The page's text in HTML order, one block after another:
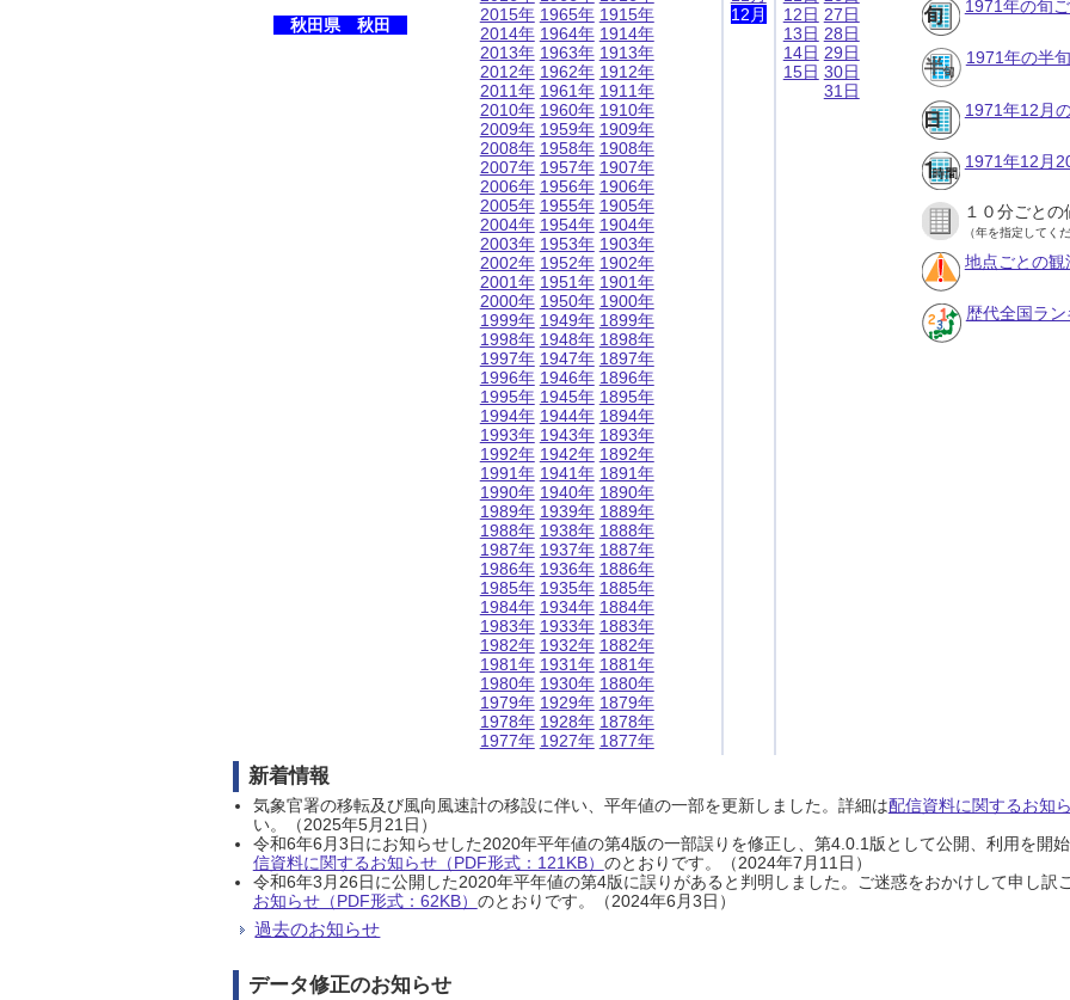
秋田県 秋田
2015年
2014年
2013年
2012年
2011年
2010年
2009年
2008年
2007年
2006年
2005年
2004年
2003年
2002年
2001年
2000年
1999年
1998年
1997年
1996年
1995年
1994年
1993年
1992年
1991年
1990年
1989年
1988年
1987年
1986年
1985年
1984年
1983年
1982年
1981年
1980年
1979年
1978年
1977年
1965年
1964年
1963年
1962年
1961年
1960年
1959年
1958年
1957年
1956年
1955年
1954年
1953年
1952年
1951年
1950年
1949年
1948年
1947年
1946年
1945年
1944年
1943年
1942年
1941年
1940年
1939年
1938年
1937年
1936年
1935年
1934年
1933年
1932年
1931年
1930年
1929年
1928年
1927年
1915年
1914年
1913年
1912年
1911年
1910年
1909年
1908年
1907年
1906年
1905年
1904年
1903年
1902年
1901年
1900年
1899年
1898年
1897年
1896年
1895年
1894年
1893年
1892年
1891年
1890年
1889年
1888年
1887年
1886年
1885年
1884年
1883年
1882年
1881年
1880年
1879年
1878年
1877年
12月
12日
13日
14日
15日
27日
28日
29日
30日
31日
1971年の旬
1971年の半
1971年12月
1971年12月
１０分ごと
（年を指定してくだ
地点ごとの
歴代全国ラ
新着情報
気象官署の移転及び風向風速計の移設に伴い、平年値の一部を更新しました。詳細は配信資料に関するお知
い。（2025年5月21日）
令和6年6月3日にお知らせした2020年平年値の第4版の一部誤りを修正し、第4.0.1版として公開、利用を開
信資料に関するお知らせ（PDF形式：121KB） のとおりです。（2024年7月11日）
令和6年3月26日に公開した2020年平年値の第4版に誤りがあると判明しました。ご迷惑をおかけして申し訳
お知らせ（PDF形式：62KB） のとおりです。（2024年6月3日）
過去のお知らせ
データ修正のお知らせ